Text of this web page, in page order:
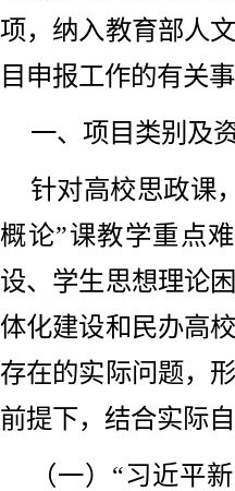
项，纳入教育部人
目申报工作的有关
一、项目类别及
针对高校思政课
概论”课教学重点
设、学生思想理论
体化建设和民办高
存在的实际问题，
前提下，结合实际
（一）“习近平